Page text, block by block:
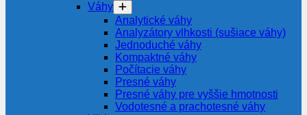
Váhy
Analytické váhy
Analyzátory vlhkosti (sušiace váhy)
Jednoduché váhy
Kompaktné váhy
Počítacie váhy
Presné váhy
Presné váhy pre vyššie hmotnosti
Vodotesné a prachotesné váhy